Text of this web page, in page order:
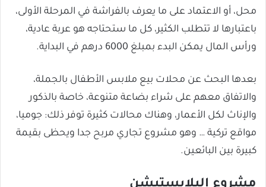
محل، أو الاعتماد على ما يعرف بالفراشة في المرحلة الأولى،
باعتبارها لا تتطلب الكثير، كل ما ستحتاجه هو عربة عادية،
ورأس المال يمكن البدء بمبلغ 6000 درهم في البداية.
بعدها البحث عن محلات بيع ملابس الأطفال بالجملة،
والاتفاق معهم على شراء بضاعة متنوعة، خاصة بالذكور
والإناث لكل الأعمار، وهناك محالات كثيرة توفر ذلك: جوميا،
مواقع تركية … وهو مشروع تجاري مربح جدا ويحظى بقيمة
كبيرة بين البائعين.
مشروع البلايستيشن